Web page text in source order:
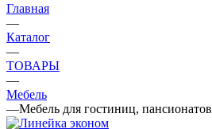
Главная
—
Каталог
—
ТОВАРЫ
—
Мебель
—Мебель для гостиниц, пансионатов